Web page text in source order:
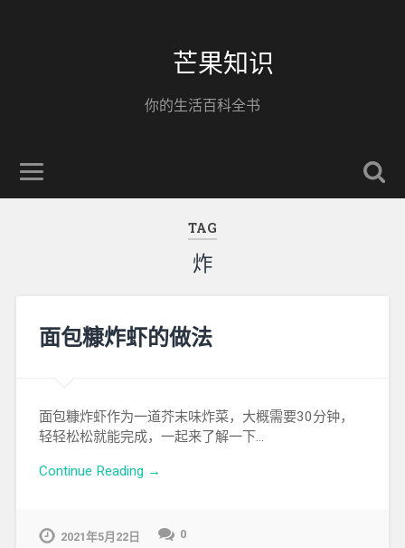
芒果知识
你的生活百科全书
TAG
炸
面包糠炸虾的做法
面包糠炸虾作为一道芥末味炸菜，大概需要30分钟，
轻轻松松就能完成，一起来了解一下…
Continue Reading →
2021年5月22日 0